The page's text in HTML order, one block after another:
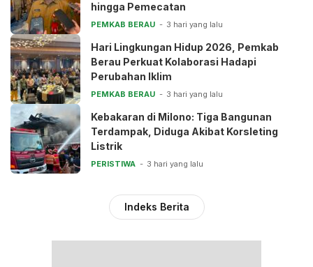
hingga Pemecatan
PEMKAB BERAU 3 hari yang lalu
Hari Lingkungan Hidup 2026, Pemkab
Berau Perkuat Kolaborasi Hadapi
Perubahan Iklim
PEMKAB BERAU 3 hari yang lalu
Kebakaran di Milono: Tiga Bangunan
Terdampak, Diduga Akibat Korsleting
Listrik
PERISTIWA 3 hari yang lalu
Indeks Berita